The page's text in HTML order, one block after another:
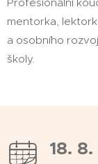
mentorka,
a osobního
školy.
18.